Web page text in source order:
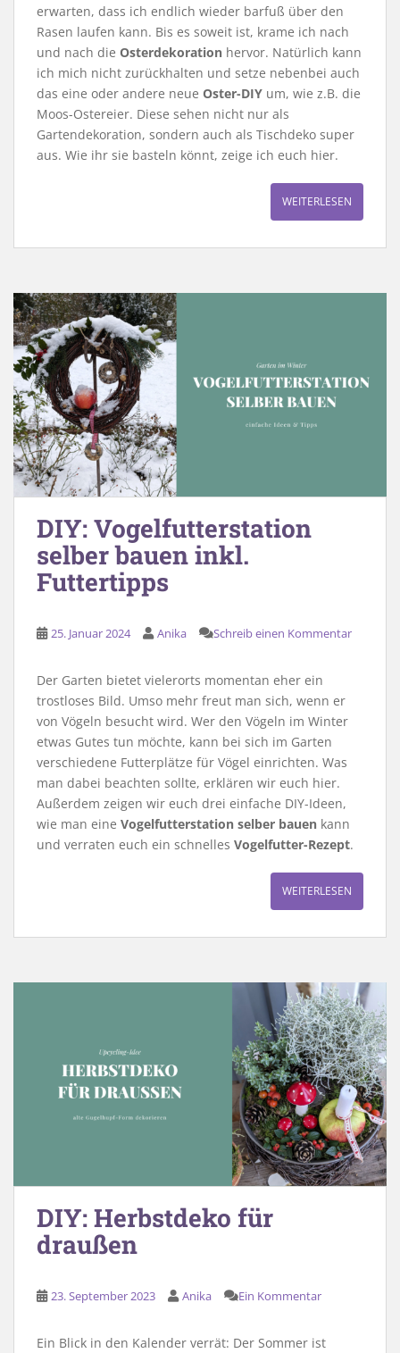
erwarten, dass ich endlich wieder barfuß über den
Rasen laufen kann. Bis es soweit ist, krame ich nach
und nach die Osterdekoration hervor. Natürlich kann
ich mich nicht zurückhalten und setze nebenbei auch
das eine oder andere neue Oster-DIY um, wie z.B. die
Moos-Ostereier. Diese sehen nicht nur als
Gartendekoration, sondern auch als Tischdeko super
aus. Wie ihr sie basteln könnt, zeige ich euch hier.
WEITERLESEN
DIY: Vogelfutterstation
selber bauen inkl.
Futtertipps
25. Januar 2024 Anika Schreib einen Kommentar
Der Garten bietet vielerorts momentan eher ein
trostloses Bild. Umso mehr freut man sich, wenn er
von Vögeln besucht wird. Wer den Vögeln im Winter
etwas Gutes tun möchte, kann bei sich im Garten
verschiedene Futterplätze für Vögel einrichten. Was
man dabei beachten sollte, erklären wir euch hier.
Außerdem zeigen wir euch drei einfache DIY-Ideen,
wie man eine Vogelfutterstation selber bauen kann
und verraten euch ein schnelles Vogelfutter-Rezept.
WEITERLESEN
DIY: Herbstdeko für
draußen
23. September 2023 Anika Ein Kommentar
Ein Blick in den Kalender verrät: Der Sommer ist